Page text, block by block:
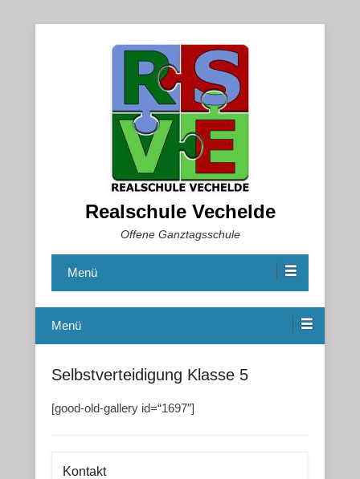
Realschule Vechelde
Offene Ganztagsschule
Menü
Menü
Selbstverteidigung Klasse 5
[good-old-gallery id=“1697″]
Kontakt